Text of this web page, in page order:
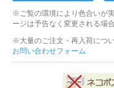
※ご覧の環境により色合いが
ージは予告なく変更される場
※大量のご注文・再入荷につ
お問い合わせフォーム